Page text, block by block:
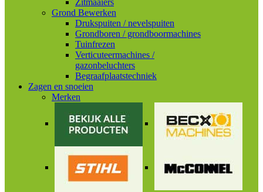
Zitmaaiers
Grond Bewerken
Drukspuiten / nevelspuiten
Grondboren / grondboormachines
Tuinfrezen
Verticuteermachines /
gazonbeluchters
Begraafplaatstechniek
Zagen en snoeien
Merken